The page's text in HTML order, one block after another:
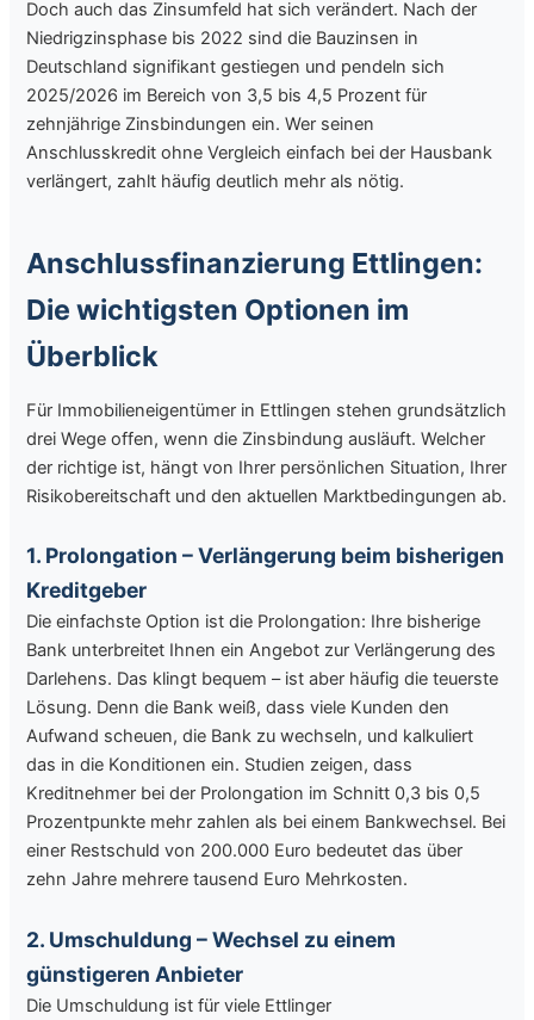
Doch auch das Zinsumfeld hat sich verändert. Nach der
Niedrigzinsphase bis 2022 sind die Bauzinsen in
Deutschland signifikant gestiegen und pendeln sich
2025/2026 im Bereich von 3,5 bis 4,5 Prozent für
zehnjährige Zinsbindungen ein. Wer seinen
Anschlusskredit ohne Vergleich einfach bei der Hausbank
verlängert, zahlt häufig deutlich mehr als nötig.
Anschlussfinanzierung Ettlingen:
Die wichtigsten Optionen im
Überblick
Für Immobilieneigentümer in Ettlingen stehen grundsätzlich
drei Wege offen, wenn die Zinsbindung ausläuft. Welcher
der richtige ist, hängt von Ihrer persönlichen Situation, Ihrer
Risikobereitschaft und den aktuellen Marktbedingungen ab.
1. Prolongation – Verlängerung beim bisherigen
Kreditgeber
Die einfachste Option ist die Prolongation: Ihre bisherige
Bank unterbreitet Ihnen ein Angebot zur Verlängerung des
Darlehens. Das klingt bequem – ist aber häufig die teuerste
Lösung. Denn die Bank weiß, dass viele Kunden den
Aufwand scheuen, die Bank zu wechseln, und kalkuliert
das in die Konditionen ein. Studien zeigen, dass
Kreditnehmer bei der Prolongation im Schnitt 0,3 bis 0,5
Prozentpunkte mehr zahlen als bei einem Bankwechsel. Bei
einer Restschuld von 200.000 Euro bedeutet das über
zehn Jahre mehrere tausend Euro Mehrkosten.
2. Umschuldung – Wechsel zu einem
günstigeren Anbieter
Die Umschuldung ist für viele Ettlinger